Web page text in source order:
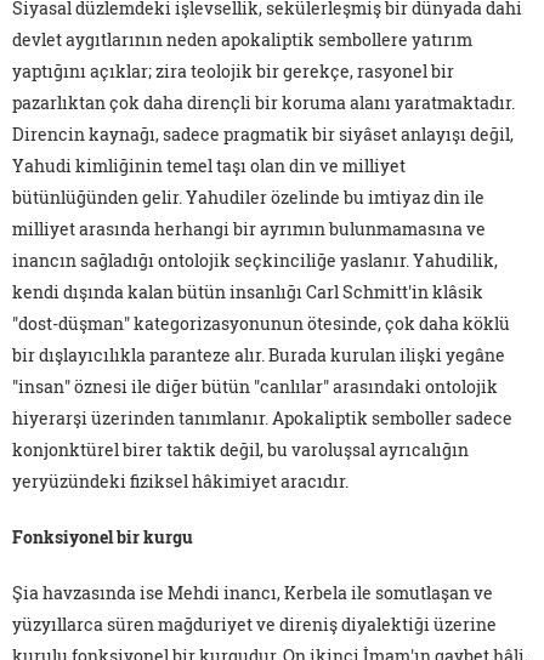
Siyasal düzlemdeki işlevsellik, sekülerleşmiş bir dünyada dahi
devlet aygıtlarının neden apokaliptik sembollere yatırım
yaptığını açıklar; zira teolojik bir gerekçe, rasyonel bir
pazarlıktan çok daha dirençli bir koruma alanı yaratmaktadır.
Direncin kaynağı, sadece pragmatik bir siyâset anlayışı değil,
Yahudi kimliğinin temel taşı olan din ve milliyet
bütünlüğünden gelir. Yahudiler özelinde bu imtiyaz din ile
milliyet arasında herhangi bir ayrımın bulunmamasına ve
inancın sağladığı ontolojik seçkinciliğe yaslanır. Yahudilik,
kendi dışında kalan bütün insanlığı Carl Schmitt'in klâsik
"dost-düşman" kategorizasyonunun ötesinde, çok daha köklü
bir dışlayıcılıkla paranteze alır. Burada kurulan ilişki yegâne
"insan" öznesi ile diğer bütün "canlılar" arasındaki ontolojik
hiyerarşi üzerinden tanımlanır. Apokaliptik semboller sadece
konjonktürel birer taktik değil, bu varoluşsal ayrıcalığın
yeryüzündeki fiziksel hâkimiyet aracıdır.
Fonksiyonel bir kurgu
Şia havzasında ise Mehdi inancı, Kerbela ile somutlaşan ve
yüzyıllarca süren mağduriyet ve direniş diyalektiği üzerine